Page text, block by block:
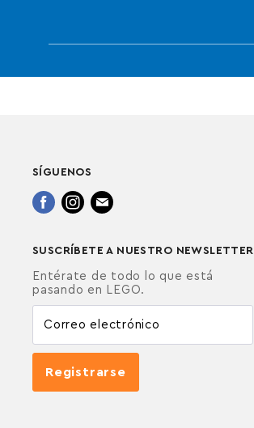
SÍGUENOS
Encuéntrenos
Encuéntrenos
Encuéntrenos
SUSCRÍBETE A NUESTRO NEWSLETTER
Entérate de todo lo que está
pasando en LEGO.
Correo electrónico
Registrarse